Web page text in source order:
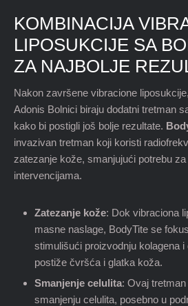
KOMBINACIJA
LIPOSUKCIJE SA
ZA NAJBOLJE
Nakon završene vibracione
Adonis Bolnici biraju dodatni tretman
kako bi postigli još bolje rezultate.
invazivan tretman koji koristi
zatezanje kože, smanjujući potrebu
intervencijama.
Zatezanje kože: Dok vibraciona
masne naslage, BodyTite se
stimulišući proizvodnju kolagena
postiže čvršća i glatka koža.
Smanjenje celulita: Ovaj
smanjenju celulita, posebno u